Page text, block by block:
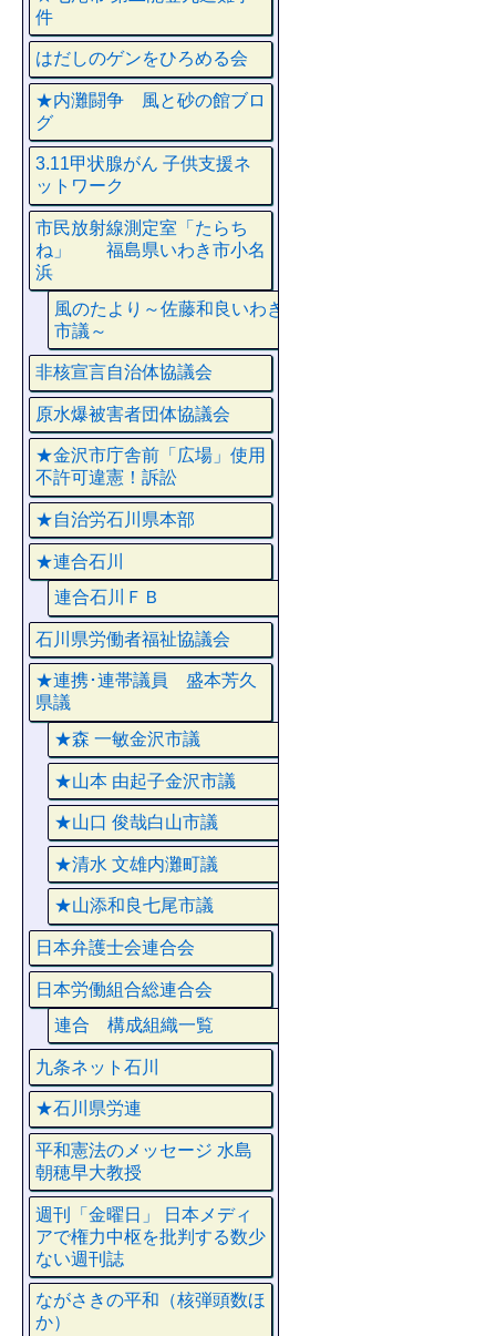
件
はだしのゲンをひろめる会
★内灘闘争 風と砂の館ブロ
グ
3.11甲状腺がん 子供支援ネ
ットワーク
市民放射線測定室「たらち
ね」 福島県いわき市小名
浜
風のたより～佐藤和良いわき
市議～
非核宣言自治体協議会
原水爆被害者団体協議会
★金沢市庁舎前「広場」使用
不許可違憲！訴訟
★自治労石川県本部
★連合石川
連合石川ＦＢ
石川県労働者福祉協議会
★連携･連帯議員 盛本芳久
県議
★森 一敏金沢市議
★山本 由起子金沢市議
★山口 俊哉白山市議
★清水 文雄内灘町議
★山添和良七尾市議
日本弁護士会連合会
日本労働組合総連合会
連合 構成組織一覧
九条ネット石川
★石川県労連
平和憲法のメッセージ 水島
朝穂早大教授
週刊「金曜日」 日本メディ
アで権力中枢を批判する数少
ない週刊誌
ながさきの平和（核弾頭数ほ
か）